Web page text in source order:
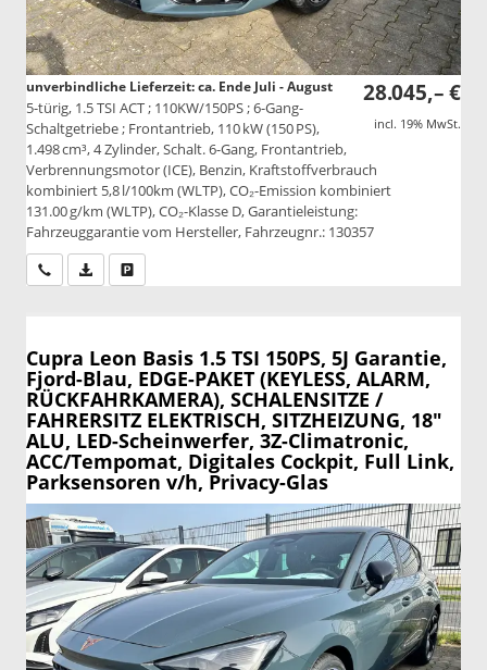
28.045,– €
incl. 19% MwSt.
unverbindliche Lieferzeit: ca. Ende Juli - August
5-türig, 1.5 TSI ACT ; 110KW/150PS ; 6-Gang-
Schaltgetriebe ; Frontantrieb, 110 kW (150 PS),
1.498 cm³, 4 Zylinder, Schalt. 6-Gang, Frontantrieb,
Verbrennungsmotor (ICE), Benzin, Kraftstoffverbrauch
kombiniert 5,8 l/100km (WLTP), CO₂-Emission kombiniert
131.00 g/km (WLTP), CO₂-Klasse D, Garantieleistung:
Fahrzeuggarantie vom Hersteller, Fahrzeugnr.: 130357
Wir rufen Sie anPDF-Datei, Fahrzeugexposé drucken
Cupra Leon Basis 1.5 TSI 150PS, 5J Garantie,
Fjord-Blau, EDGE-PAKET (KEYLESS, ALARM,
RÜCKFAHRKAMERA), SCHALENSITZE /
FAHRERSITZ ELEKTRISCH, SITZHEIZUNG, 18"
ALU, LED-Scheinwerfer, 3Z-Climatronic,
ACC/Tempomat, Digitales Cockpit, Full Link,
Parksensoren v/h, Privacy-Glas